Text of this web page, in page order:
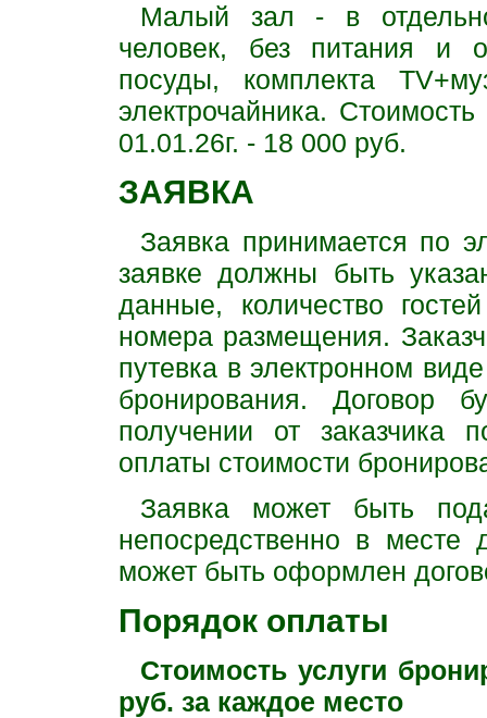
Малый зал - в
человек, без питания и
посуды, комплекта
электрочайника.
01.01.26г. - 18 000 руб.
ЗАЯВКА
Заявка принимается по
заявке должны быть
данные, количество
номера размещения.
путевка в электронном
бронирования. Договор
получении от заказчика
оплаты стоимости
Заявка может быть
непосредственно в
может быть оформлен
Порядок оплаты
Стоимость услуги
руб. за каждое место